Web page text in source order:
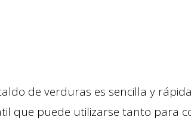
de verduras es sencilla y
que puede utilizarse tanto para